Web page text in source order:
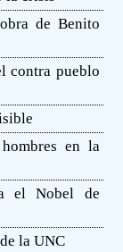
de Benito
contra pueblo
en la
el Nobel de
la UNC